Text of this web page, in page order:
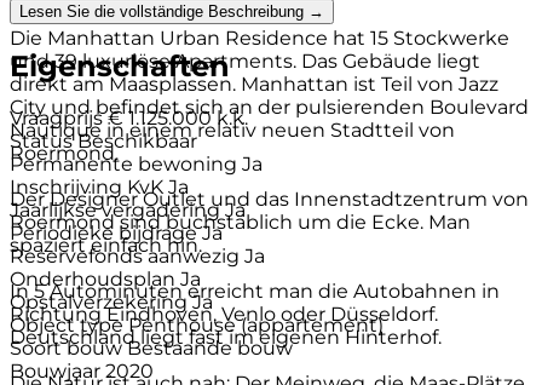
ALLGEMEIN:
Die Manhattan Urban Residence hat 15 Stockwerke
und 39 luxuriöse Apartments. Das Gebäude liegt
direkt am Maasplassen. Manhattan ist Teil von Jazz
City und befindet sich an der pulsierenden Boulevard
Nautique in einem relativ neuen Stadtteil von
Roermond.
Der Designer Outlet und das Innenstadtzentrum von
Roermond sind buchstäblich um die Ecke. Man
spaziert einfach hin.
In 5 Autominuten erreicht man die Autobahnen in
Richtung Eindhoven, Venlo oder Düsseldorf.
Deutschland liegt fast im eigenen Hinterhof.
Lesen Sie die vollständige Beschreibung →
Eigenschaften
Vraagprijs € 1.125.000 k.k.
Status Beschikbaar
Permanente bewoning Ja
Inschrijving KvK Ja
Jaarlijkse vergadering Ja
Periodieke bijdrage Ja
Reservefonds aanwezig Ja
Onderhoudsplan Ja
Opstalverzekering Ja
Object type Penthouse (appartement)
Soort bouw Bestaande bouw
Bouwjaar 2020